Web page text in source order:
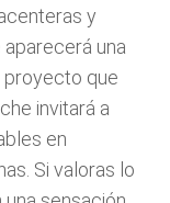
y
una
proyecto que
invitará a
en
Si valoras lo